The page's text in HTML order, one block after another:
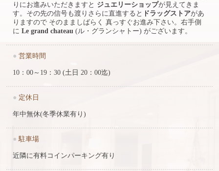
りにお進みいただきますと ジュエリーショップが見えてきま
す。その先の信号も渡りさらに直進すると ドラッグストアがあ
りますので そのまましばらく 真っすぐお進み下さい。右手側
に Le grand chateau (ル・グランシャトー) がございます。
● 営業時間
10：00～19：30 (土日 20：00迄)
● 定休日
年中無休(冬季休業有り)
● 駐車場
近隣に有料コインパーキング有り